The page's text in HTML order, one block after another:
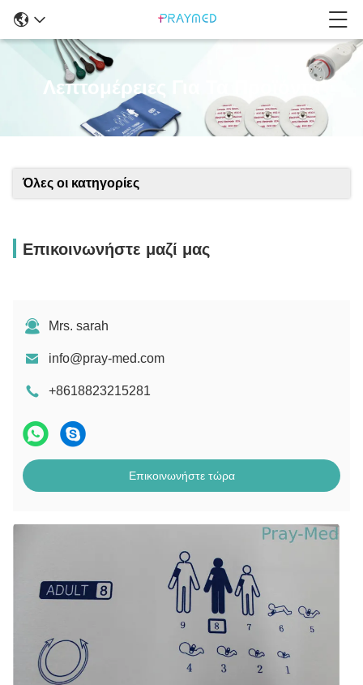
Λεπτομέρειες Για Τα Προϊόντα
Όλες οι κατηγορίες
Επικοινωνήστε μαζί μας
Mrs. sarah
info@pray-med.com
+8618823215281
Επικοινωνήστε τώρα